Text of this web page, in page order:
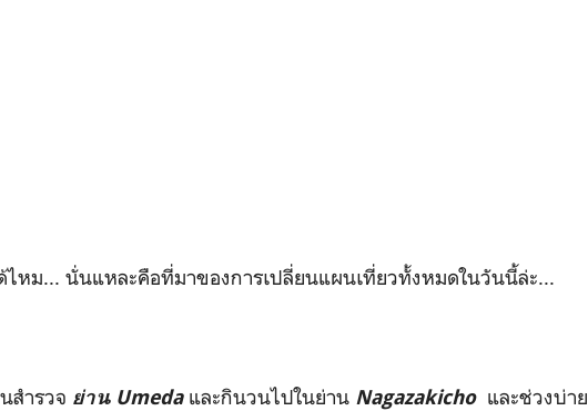
ไหม... นั่นแหละคือที่มาของการเปลี่ยนแผนเที่ยวทั้งหมดในวันนี้ล่ะ...
สำรวจ ย่าน Umedaและกินวนไปในย่าน Nagazakicho และช่วงบ่าย